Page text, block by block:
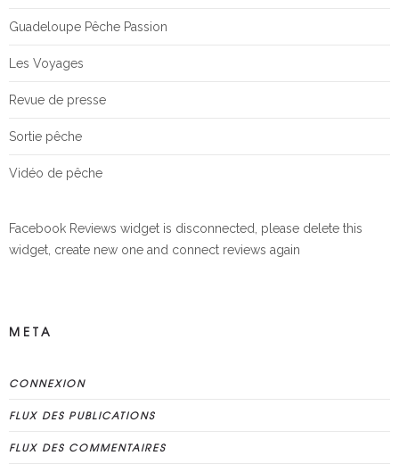
Guadeloupe Pêche Passion
Les Voyages
Revue de presse
Sortie pêche
Vidéo de pêche
Facebook Reviews widget is disconnected, please delete this
widget, create new one and connect reviews again
META
CONNEXION
FLUX DES PUBLICATIONS
FLUX DES COMMENTAIRES